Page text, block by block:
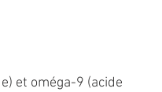
et oméga-9 (acide